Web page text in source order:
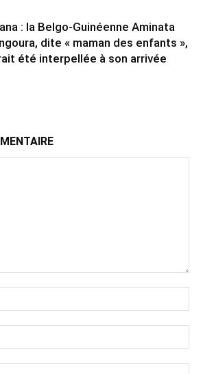
: la Belgo-Guinéenne Aminata
dite « maman des enfants »,
été interpellée à son arrivée